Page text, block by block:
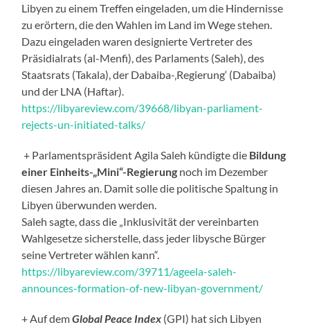
Libyen zu einem Treffen eingeladen, um die Hindernisse
zu erörtern, die den Wahlen im Land im Wege stehen.
Dazu eingeladen waren designierte Vertreter des
Präsidialrats (al-Menfi), des Parlaments (Saleh), des
Staatsrats (Takala), der Dabaiba-‚Regierung‘ (Dabaiba)
und der LNA (Haftar).
https://libyareview.com/39668/libyan-parliament-
rejects-un-initiated-talks/
+ Parlamentspräsident Agila Saleh kündigte die Bildung
einer Einheits-„Mini“-Regierung noch im Dezember
diesen Jahres an. Damit solle die politische Spaltung in
Libyen überwunden werden.
Saleh sagte, dass die „Inklusivität der vereinbarten
Wahlgesetze sicherstelle, dass jeder libysche Bürger
seine Vertreter wählen kann“.
https://libyareview.com/39711/ageela-saleh-
announces-formation-of-new-libyan-government/
+ Auf demGlobal Peace Index (GPI) hat sich Libyen